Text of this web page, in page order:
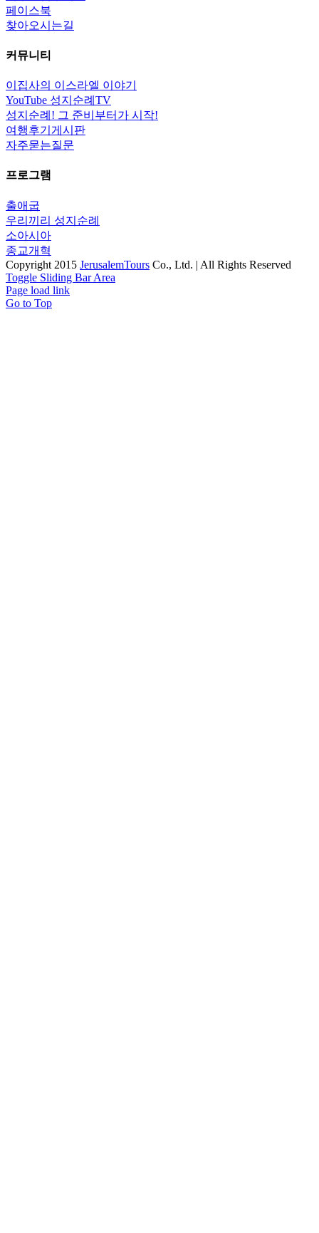
페이스북
찾아오시는길
커뮤니티
이집사의 이스라엘 이야기
YouTube 성지순례TV
성지순례! 그 준비부터가 시작!
여행후기게시판
자주묻는질문
프로그램
출애굽
우리끼리 성지순례
소아시아
종교개혁
Copyright 2015 JerusalemTours Co., Ltd. | All Rights Reserved
Toggle Sliding Bar Area
Page load link
Go to Top